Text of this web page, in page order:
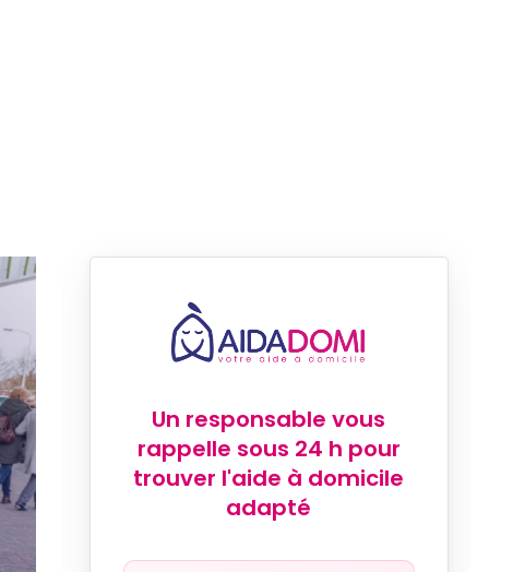
Un responsable vous
rappelle sous 24 h pour
trouver l'aide à domicile
adapté